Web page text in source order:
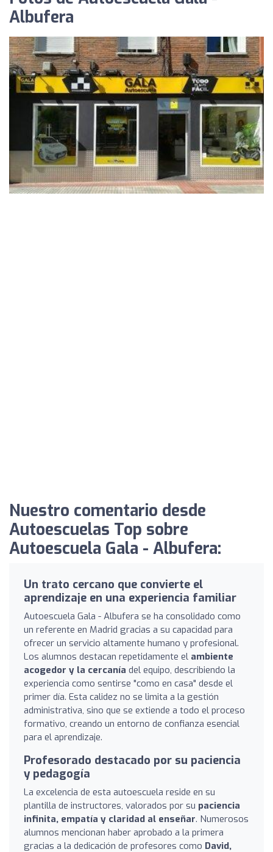
Albufera
Nuestro comentario desde
Autoescuelas Top sobre
Autoescuela Gala - Albufera:
Un trato cercano que convierte el
aprendizaje en una experiencia familiar
Autoescuela Gala - Albufera se ha consolidado como
un referente en Madrid gracias a su capacidad para
ofrecer un servicio altamente humano y profesional.
Los alumnos destacan repetidamente el ambiente
acogedor y la cercanía del equipo, describiendo la
experiencia como sentirse "como en casa" desde el
primer día. Esta calidez no se limita a la gestión
administrativa, sino que se extiende a todo el proceso
formativo, creando un entorno de confianza esencial
para el aprendizaje.
Profesorado destacado por su paciencia
y pedagogía
La excelencia de esta autoescuela reside en su
plantilla de instructores, valorados por su paciencia
infinita, empatía y claridad al enseñar. Numerosos
alumnos mencionan haber aprobado a la primera
gracias a la dedicación de profesores como David,